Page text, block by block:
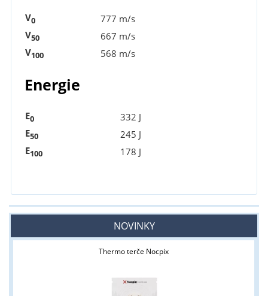
V0
777 m/s
V50
667 m/s
V100 568 m/s
Energie
E0
332 J
E50
245 J
E100 178 J
NOVINKY
Thermo terče Nocpix